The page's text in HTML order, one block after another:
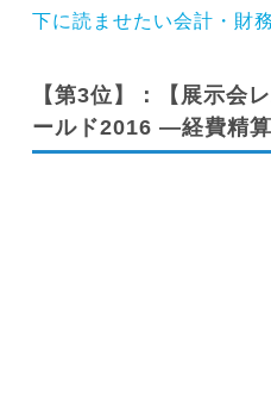
下に読ませたい会計・財
【第3位】：【展示会
ールド2016 ―経費精